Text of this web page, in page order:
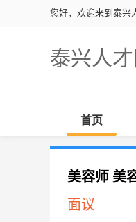
您好，欢迎来到泰兴
泰兴人才
首页
美容师 美
面议